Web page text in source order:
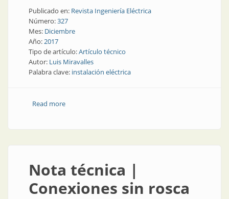
Publicado en: Revista Ingeniería Eléctrica
Número:327
Mes: Diciembre
Año:2017
Tipo de artículo:Artículo técnico
Autor: Luis Miravalles
Palabra clave: instalación eléctrica
Read moreabout Suplemento Instaladores | Transiciones
Nota técnica |
Conexiones sin rosca